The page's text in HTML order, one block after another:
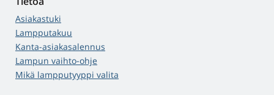
Asiakastuki
Lampputakuu
Kanta-asiakasalennus
Lampun vaihto-ohje
Mikä lampputyyppi valita